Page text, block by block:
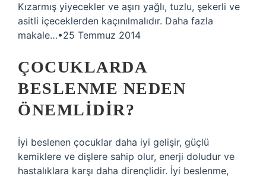
Kızarmış yiyecekler ve aşırı yağlı, tuzlu, şekerli ve
asitli içeceklerden kaçınılmalıdır. Daha fazla
makale…•25 Temmuz 2014
ÇOCUKLARDA
BESLENME NEDEN
ÖNEMLIDIR?
İyi beslenen çocuklar daha iyi gelişir, güçlü
kemiklere ve dişlere sahip olur, enerji doludur ve
hastalıklara karşı daha dirençlidir. İyi beslenme,